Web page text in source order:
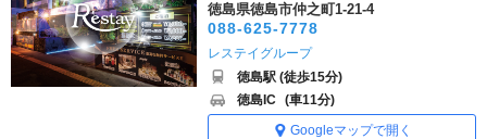
徳島県徳島市仲之町1-21-4
088-625-7778
レステイグループ
徳島駅 (徒歩15分)
徳島IC (車11分)
Googleマップで開く